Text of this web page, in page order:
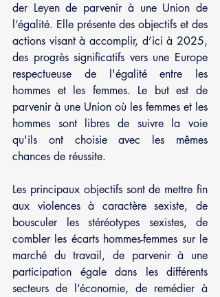
der Leyen de parvenir à une Union de
l’égalité. Elle présente des objectifs et des
actions visant à accomplir, d’ici à 2025,
des progrès significatifs vers une Europe
respectueuse de l'égalité entre les
hommes et les femmes. Le but est de
parvenir à une Union où les femmes et les
hommes sont libres de suivre la voie
qu'ils ont choisie avec les mêmes
chances de réussite.
Les principaux objectifs sont de mettre fin
aux violences à caractère sexiste, de
bousculer les stéréotypes sexistes, de
combler les écarts hommes-femmes sur le
marché du travail, de parvenir à une
participation égale dans les différents
secteurs de l’économie, de remédier à